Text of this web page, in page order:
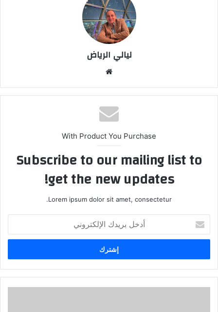
ليالي الرياض
With Product You Purchase
Subscribe to our mailing list to
get the new updates!
Lorem ipsum dolor sit amet, consectetur.
بريدك
الإلكتروني